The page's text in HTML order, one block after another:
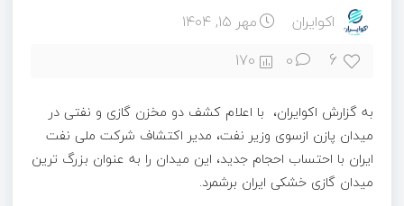
اکوایران مهر ۱۵, ۱۴۰۴
6
0
170
به گزارش اکوایران، با اعلام کشف دو مخزن گازی و نفتی در
میدان پازن ازسوی وزیر نفت، مدیر اکتشاف شرکت ملی نفت
ایران با احتساب احجام جدید، این میدان را به عنوان بزرگ ترین
میدان گازی خشکی ایران برشمرد.